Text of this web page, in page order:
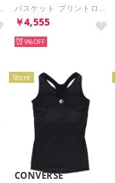
イビー） バスケット プリントロングスリーブシャツ CB252365L （1100 ホワイト）
￥4,555
9%
Store
CONVERSE